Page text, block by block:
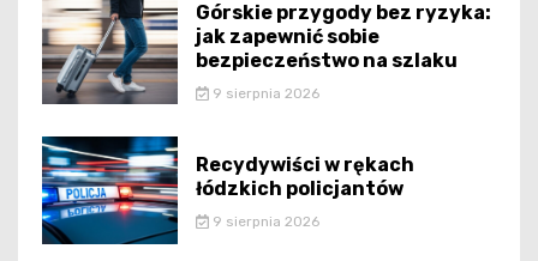
Górskie przygody bez ryzyka:
jak zapewnić sobie
bezpieczeństwo na szlaku
9 sierpnia 2026
Recydywiści w rękach
łódzkich policjantów
9 sierpnia 2026